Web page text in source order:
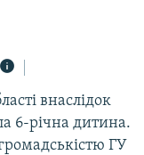
внаслідок
6-річна дитина.
громадськістю ГУ